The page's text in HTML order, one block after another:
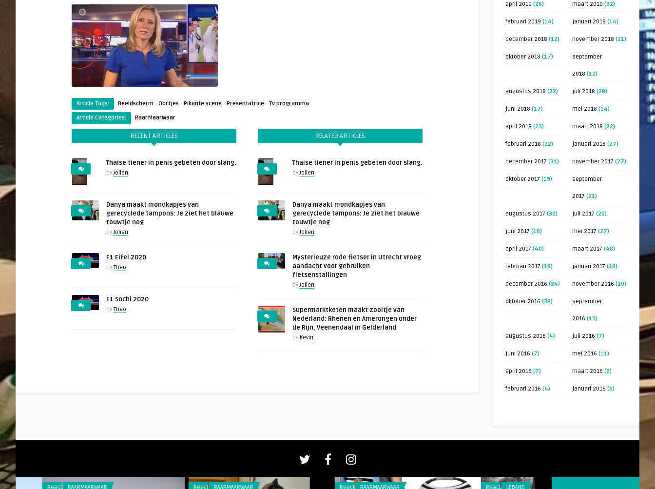
Article Tags: Beeldscherm · Oortjes · Pikante scene · Presentatrice · Tv programma
Article Categories:
RaarMaarWaar
RECENT ARTICLES
Thaise tiener in penis gebeten door slang.
byJolien
Danya maakt mondkapjes van
gerecyclede tampons: Je ziet het blauwe
touwtje nog
byJolien
F1 Eifel 2020
by Theo
F1 Sochi 2020
by Theo
RELATED ARTICLES
Thaise tiener in penis gebeten door slang.
byJolien
Danya maakt mondkapjes van
gerecyclede tampons: Je ziet het blauwe
touwtje nog
byJolien
Mysterieuze rode fietser in Utrecht vroeg
aandacht voor gebruiken
fietsenstallingen
byJolien
Supermarktketen maakt zooitje van
Nederland: Rhenen en Amerongen onder
de Rijn, Veenendaal in Gelderland
by Kevin
april 2019 (26) maart 2019 (32)
februari 2019 (14) januari 2019 (14)
december 2018 (12) november 2018 (21)
oktober 2018 (17) september
2018 (12)
augustus 2018 (22) juli 2018 (28)
juni 2018 (17) mei 2018 (14)
april 2018 (23) maart 2018 (22)
februari 2018 (22) januari 2018 (27)
december 2017 (31) november 2017 (27)
oktober 2017 (19) september
2017 (21)
augustus 2017 (30) juli 2017 (20)
juni 2017 (18) mei 2017 (27)
april 2017 (40) maart 2017 (48)
februari 2017 (18) januari 2017 (18)
december 2016 (24) november 2016 (20)
oktober 2016 (38) september
2016 (19)
augustus 2016 (4) juli 2016 (7)
juni 2016 (7) mei 2016 (11)
april 2016 (7) maart 2016 (6)
februari 2016 (4) januari 2016 (5)
RAARMAARWAAR RAARMAARWAAR RAARMAARWAAR Reacties LEBAND